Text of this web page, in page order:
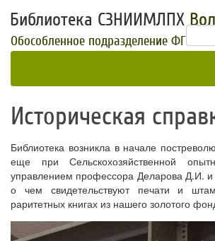
Библиотека СЗНИИМЛПХ
Обособленное подразделение ФГБУН
Историческая
Библиотека возникла в начале
еще при Сельскохозяйственной
управлением профессора Деларова Д.И. и
о чем свидетельствуют печати и
раритетных книгах из нашего золотого